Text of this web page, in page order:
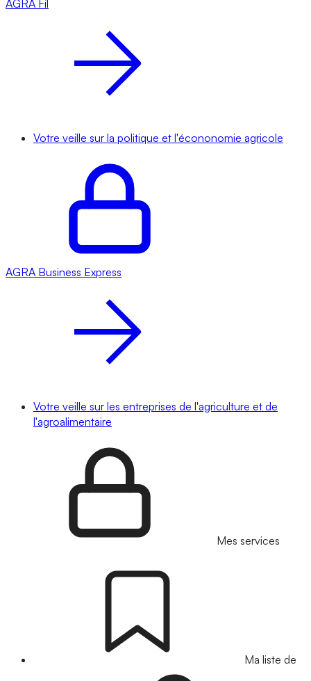
AGRA Fil
Votre veille sur la politique et l'écononomie agricole
AGRA Business Express
Votre veille sur les entreprises de l'agriculture et de
l'agroalimentaire
Mes services
Ma liste de